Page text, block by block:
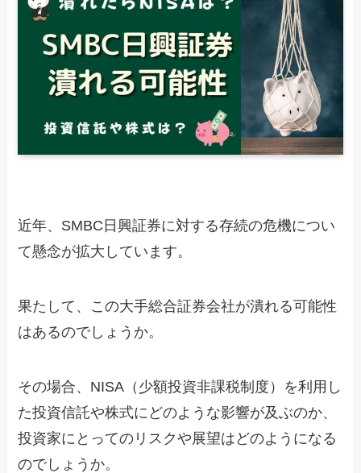
近年、SMBC日興証券に対する存続の危機につい
て懸念が拡大しています。
果たして、この大手総合証券会社が潰れる可能性
はあるのでしょうか。
その場合、NISA（少額投資非課税制度）を利用し
た投資信託や株式にどのような影響が及ぶのか、
投資家にとってのリスクや展望はどのようになる
のでしょうか。